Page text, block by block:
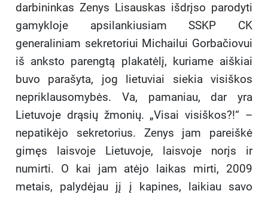
darbininkas Zenys Lisauskas išdrįso parodyti
gamykloje apsilankiusiam SSKP CK
generaliniam sekretoriui Michailui Gorbačiovui
iš anksto parengtą plakatėlį, kuriame aiškiai
buvo parašyta, jog lietuviai siekia visiškos
nepriklausomybės. Va, pamaniau, dar yra
Lietuvoje drąsių žmonių. „Visai visiškos?!“ –
nepatikėjo sekretorius. Zenys jam pareiškė
gimęs laisvoje Lietuvoje, laisvoje norįs ir
numirti. O kai jam atėjo laikas mirti, 2009
metais, palydėjau jį į kapines, laikiau savo